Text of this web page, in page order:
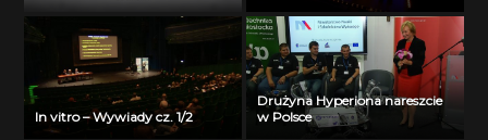
In vitro – Wywiady cz. 1/2
Drużyna Hyperiona nareszcie
w Polsce